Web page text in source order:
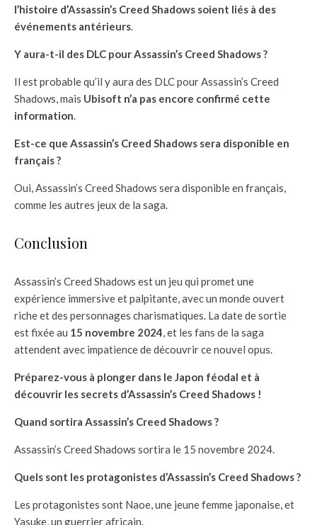
l’histoire d’Assassin’s Creed Shadows soient liés à des
événements antérieurs.
Y aura-t-il des DLC pour Assassin’s Creed Shadows ?
Il est probable qu’il y aura des DLC pour Assassin’s Creed
Shadows, mais Ubisoft n’a pas encore confirmé cette
information.
Est-ce que Assassin’s Creed Shadows sera disponible en
français ?
Oui, Assassin’s Creed Shadows sera disponible en français,
comme les autres jeux de la saga.
Conclusion
Assassin’s Creed Shadows est un jeu qui promet une
expérience immersive et palpitante, avec un monde ouvert
riche et des personnages charismatiques. La date de sortie
est fixée au 15 novembre 2024, et les fans de la saga
attendent avec impatience de découvrir ce nouvel opus.
Préparez-vous à plonger dans le Japon féodal et à
découvrir les secrets d’Assassin’s Creed Shadows !
Quand sortira Assassin’s Creed Shadows ?
Assassin’s Creed Shadows sortira le 15 novembre 2024.
Quels sont les protagonistes d’Assassin’s Creed Shadows ?
Les protagonistes sont Naoe, une jeune femme japonaise, et
Yasuke, un guerrier africain.